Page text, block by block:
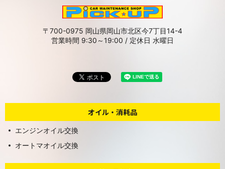
〒700-0975 岡山県岡山市北区今7丁目14-4
営業時間 9:30～19:00 / 定休日 水曜日
オイル・消耗品
エンジンオイル交換
オートマオイル交換